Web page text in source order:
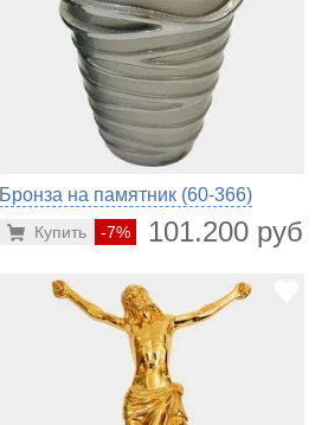
Бронза на памятник (60-366)
-7% 101.200 руб.
Купить